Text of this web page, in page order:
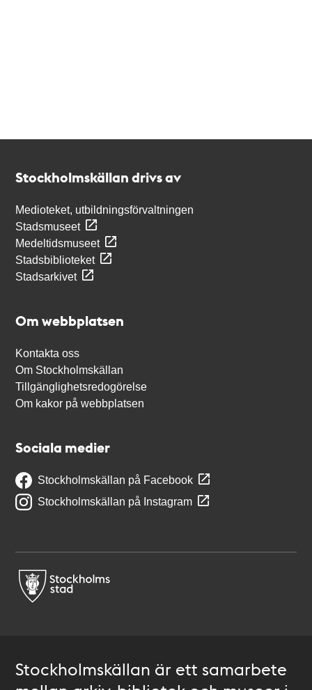
Stockholmskällan drivs av
Medioteket, utbildningsförvaltningen
Stadsmuseet
Medeltidsmuseet
Stadsbiblioteket
Stadsarkivet
Om webbplatsen
Kontakta oss
Om Stockholmskällan
Tillgänglighetsredogörelse
Om kakor på webbplatsen
Sociala medier
Stockholmskällan på Facebook
Stockholmskällan på Instagram
Stockholmskällan är ett samarbete